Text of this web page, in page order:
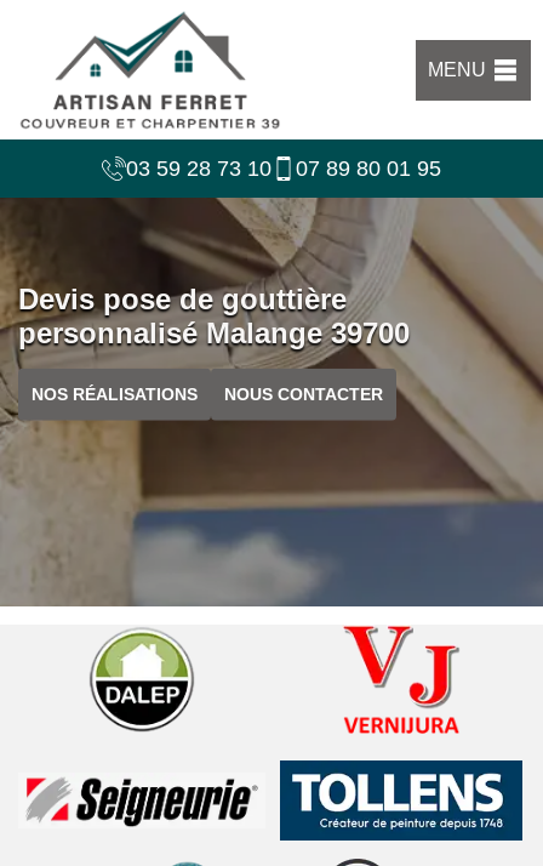
MENU
03 59 28 73 10 07 89 80 01 95
Devis pose de gouttière
personnalisé Malange 39700
NOS RÉALISATIONS NOUS CONTACTER